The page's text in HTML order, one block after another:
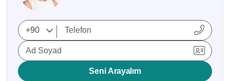
Ad Soyad
Seni Arayalım